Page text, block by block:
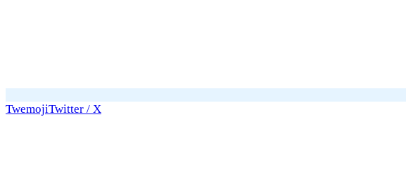
TwemojiTwitter / X